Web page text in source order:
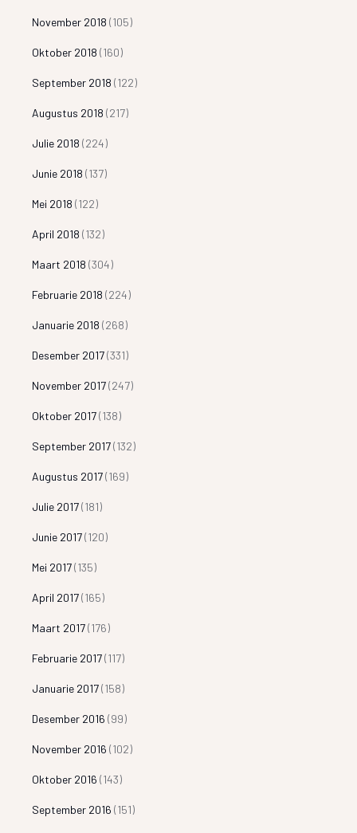
November 2018 (105)
Oktober 2018 (160)
September 2018 (122)
Augustus 2018 (217)
Julie 2018 (224)
Junie 2018 (137)
Mei 2018 (122)
April 2018 (132)
Maart 2018 (304)
Februarie 2018 (224)
Januarie 2018 (268)
Desember 2017(331)
November 2017(247)
Oktober 2017(138)
September 2017(132)
Augustus 2017(169)
Julie 2017(181)
Junie 2017(120)
Mei 2017(135)
April 2017(165)
Maart 2017(176)
Februarie 2017(117)
Januarie 2017(158)
Desember 2016 (99)
November 2016 (102)
Oktober 2016 (143)
September 2016 (151)